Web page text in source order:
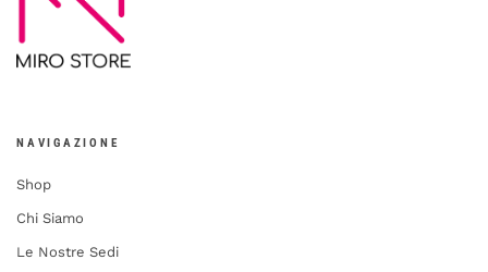
NAVIGAZIONE
Shop
Chi Siamo
Le Nostre Sedi